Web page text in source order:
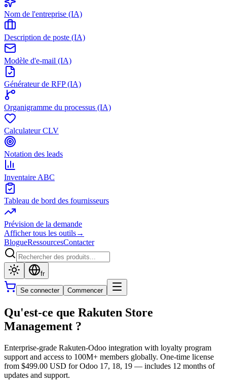
Nom de l'entreprise (IA)
Description de poste (IA)
Modèle d'e-mail (IA)
Générateur de RFP (IA)
Organigramme du processus (IA)
Calculateur CLV
Notation des leads
Inventaire ABC
Tableau de bord des fournisseurs
Prévision de la demande
Afficher tous les outils→
BlogueRessourcesContacter
fr
Se connecter Commencer
Qu'est-ce que Rakuten Store
Management ?
Enterprise-grade Rakuten-Odoo integration with loyalty program
support and access to 100M+ members globally. One-time license
from $499.00 USD for Odoo 17, 18, 19 — includes 12 months of
updates and support.